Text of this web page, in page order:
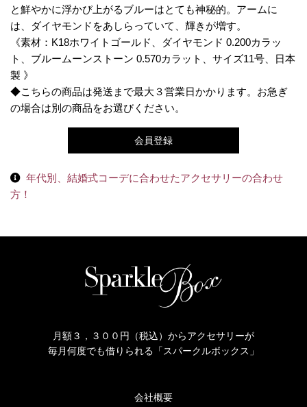
と鮮やかに浮かび上がるブルーはとても神秘的。アームに
は、ダイヤモンドをあしらっていて、輝きが増す。
《素材：K18ホワイトゴールド、ダイヤモンド 0.200カラッ
ト、ブルームーンストーン 0.570カラット、サイズ11号、日本
製 》
◆こちらの商品は発送まで最大３営業日かかります。お急ぎ
の場合は別の商品をお選びください。
会員登録
年代別、結婚式コーデに合わせたアクセサリーの合わせ
方！
月額３，３００円（税込）からアクセサリーが
毎月何度でも借りられる「スパークルボックス」
会社概要